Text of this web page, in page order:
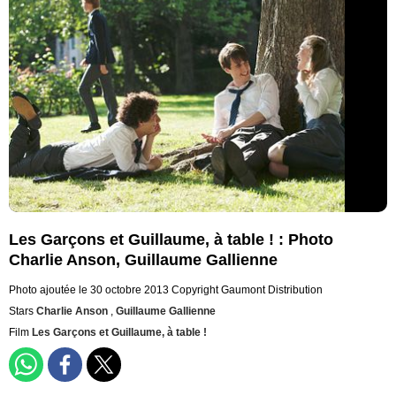
Les Garçons et Guillaume, à table ! : Photo
Charlie Anson, Guillaume Gallienne
Photo ajoutée le 30 octobre 2013 Copyright Gaumont Distribution
Stars Charlie Anson , Guillaume Gallienne
Film Les Garçons et Guillaume, à table !